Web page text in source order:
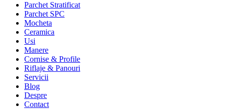
Parchet Stratificat
Parchet SPC
Mocheta
Ceramica
Usi
Manere
Cornise & Profile
Riflaje & Panouri
Servicii
Blog
Despre
Contact